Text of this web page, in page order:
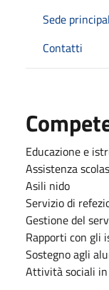
Sede
Contatti
Educazione e
Assistenza
Asili nido
Servizio di
Gestione del
Rapporti con gli
Sostegno agli
Attività sociali